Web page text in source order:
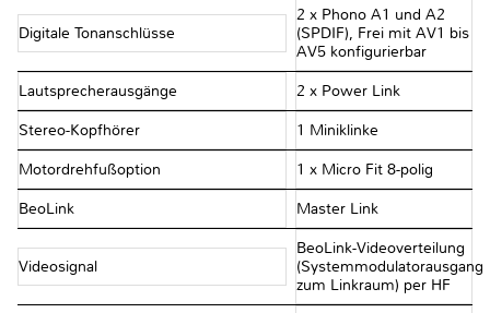
Digitale Tonanschlüsse
2 x Phono A1 und A2
(SPDIF), Frei mit AV1 bis
AV5 konfigurierbar
Lautsprecherausgänge 2 x Power Link
Stereo-Kopfhörer 1 Miniklinke
Motordrehfußoption 1 x Micro Fit 8-polig
BeoLink Master Link
Videosignal
BeoLink-Videoverteilung
(Systemmodulatorausgang
zum Linkraum) per HF